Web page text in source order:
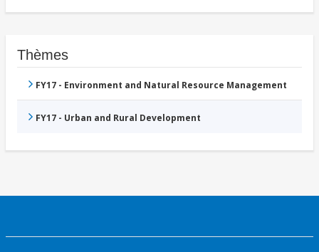
Thèmes
FY17 - Environment and Natural Resource Management
FY17 - Urban and Rural Development